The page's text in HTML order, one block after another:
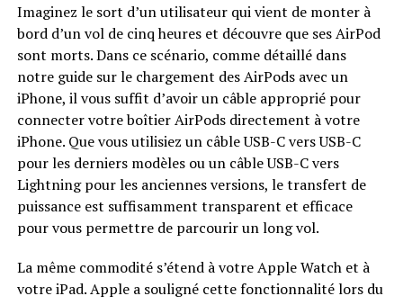
Imaginez le sort d’un utilisateur qui vient de monter à
bord d’un vol de cinq heures et découvre que ses AirPod
sont morts. Dans ce scénario, comme détaillé dans
notre guide sur le chargement des AirPods avec un
iPhone, il vous suffit d’avoir un câble approprié pour
connecter votre boîtier AirPods directement à votre
iPhone. Que vous utilisiez un câble USB-C vers USB-C
pour les derniers modèles ou un câble USB-C vers
Lightning pour les anciennes versions, le transfert de
puissance est suffisamment transparent et efficace
pour vous permettre de parcourir un long vol.
La même commodité s’étend à votre Apple Watch et à
votre iPad. Apple a souligné cette fonctionnalité lors du